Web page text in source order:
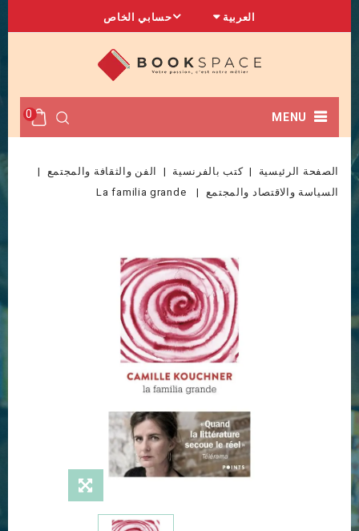
العربية حسابي الخاص
0 MENU
الصفحة الرئيسية كتب بالفرنسية
الفن والثقافة والمجتمع
السياسة والاقتصاد والمجتمع
La familia grande